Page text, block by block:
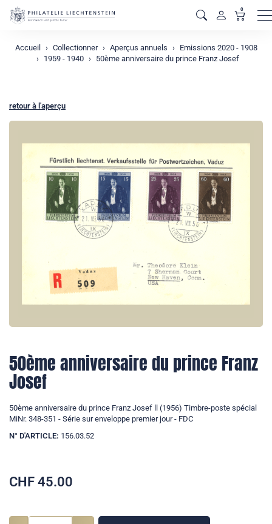
0
Accueil Collectionner Aperçus annuels
Emissions 2020 - 1908
1959 - 1940
50ème anniversaire du prince Franz Josef
retour à l'aperçu
50ème anniversaire du prince Franz
Josef
50ème anniversaire du prince Franz Josef ll (1956) Timbre-poste spécial
MiNr. 348-351 - Série sur enveloppe premier jour - FDC
N° D'ARTICLE: 156.03.52
CHF 45.00